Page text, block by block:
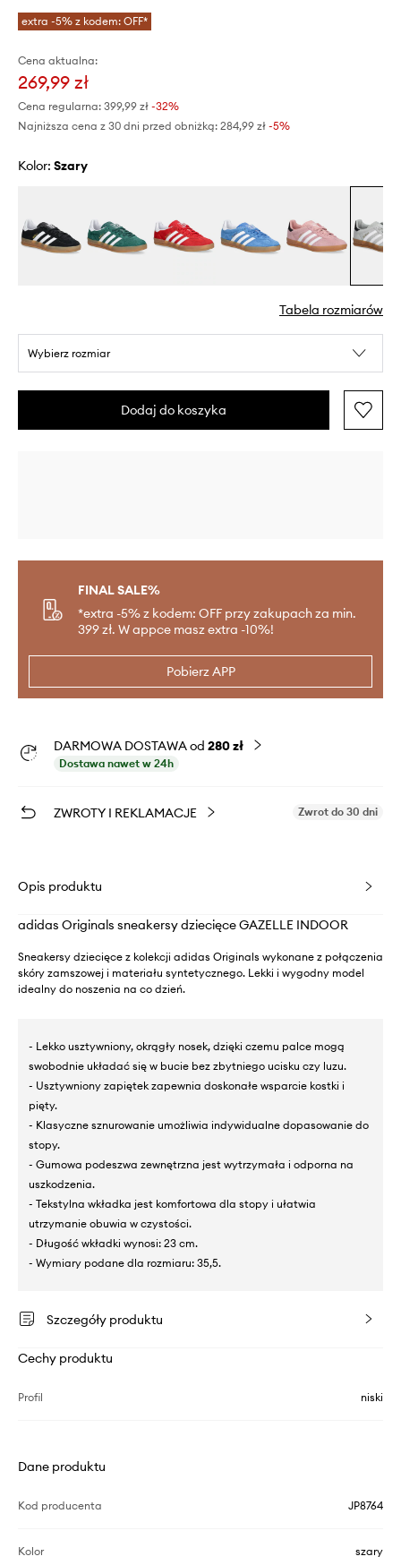
extra -5% z kodem: OFF*
Cena aktualna:
269,99 zł
Cena regularna: 399,99 zł -32%
Najniższa cena z 30 dni przed obniżką: 284,99 zł -5%
Kolor: szary
Tabela rozmiarów
Wybierz rozmiar
Dodaj do koszyka
FINAL SALE%
*extra -5% z kodem: OFF przy zakupach za min.
399 zł. W appce masz extra -10%!
Pobierz APP
DARMOWA DOSTAWA od 280 zł
Dostawa nawet w 24h
ZWROTY I REKLAMACJE Zwrot do 30 dni
Opis produktu
adidas Originals sneakersy dziecięce GAZELLE INDOOR
Sneakersy dziecięce z kolekcji adidas Originals wykonane z połączenia
skóry zamszowej i materiału syntetycznego. Lekki i wygodny model
idealny do noszenia na co dzień.
- Lekko usztywniony, okrągły nosek, dzięki czemu palce mogą
swobodnie układać się w bucie bez zbytniego ucisku czy luzu.
- Usztywniony zapiętek zapewnia doskonałe wsparcie kostki i
pięty.
- Klasyczne sznurowanie umożliwia indywidualne dopasowanie do
stopy.
- Gumowa podeszwa zewnętrzna jest wytrzymała i odporna na
uszkodzenia.
- Tekstylna wkładka jest komfortowa dla stopy i ułatwia
utrzymanie obuwia w czystości.
- Długość wkładki wynosi: 23 cm.
- Wymiary podane dla rozmiaru: 35,5.
Szczegóły produktu
Cechy produktu
Profil niski
Dane produktu
Kod producenta JP8764
Kolor szary